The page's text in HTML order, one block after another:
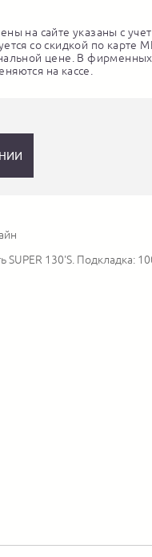
на сайте указаны с
со скидкой по карте
цене. В
на кассе.
SUPER 130'S. Подкладка: